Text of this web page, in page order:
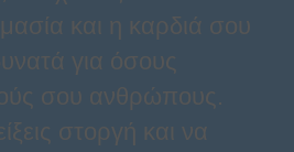
και η καρδιά σου
για όσους
σου ανθρώπους.
στοργή και να